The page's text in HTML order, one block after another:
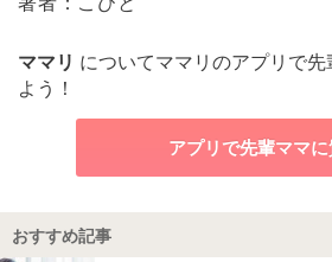
ママリ についてママリのアプリで
よう！
アプリで先輩ママ
おすすめ記事